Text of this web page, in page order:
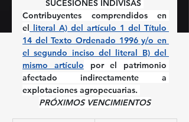
SUCESIONES INDIVISAS
Contribuyentes comprendidos en
el literal A) del artículo 1 del Título
14 del Texto Ordenado 1996 y/o en
el segundo inciso del literal B) del
mismo artículo por el patrimonio
afectado indirectamente a
explotaciones agropecuarias.
PRÓXIMOS VENCIMIENTOS